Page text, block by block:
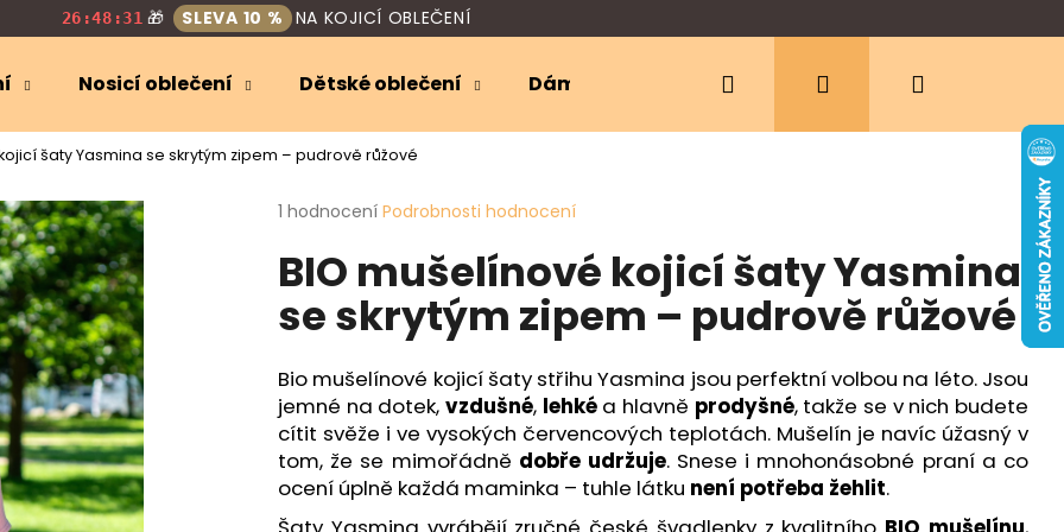
26:48:30 🎁 SLEVA 10 % NA KOJICÍ OBLEČENÍ
Nosicí oblečení Dětské oblečení Dámské oblečení Ergonomická nosítka
Hledat PřihlášeníNákupní
šaty Yasmina se skrytým zipem – pudrově růžové
Průměrné
produktu
je
z
hvězdiček.
1 hodnocení Podrobnosti hodnocení
BIO mušelínové kojicí šaty Yasmina
se skrytým zipem – pudrově růžové
Bio mušelínové kojicí šaty střihu Yasmina jsou perfektní volbou na léto. Jsou
jemné na dotek, vzdušné, lehkéa hlavně prodyšné, takže se v nich budete
cítit svěže i ve vysokých červencových teplotách. Mušelín je navíc úžasný v
tom, že se mimořádně dobře udržuje. Snese i mnohonásobné praní a co
ocení úplně každá maminka – tuhle látku není potřeba žehlit.
Co potřebujete najít?
HLEDAT
Doporučujeme